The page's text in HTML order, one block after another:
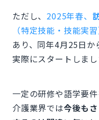
ただし、 2025年春、
（特定技能・技能実
あり、同年4月25日
実際にスタートしまし
一定の研修や語学要
介護業界では今後も